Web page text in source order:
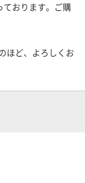
おります。ご購
ほど、よろしくお